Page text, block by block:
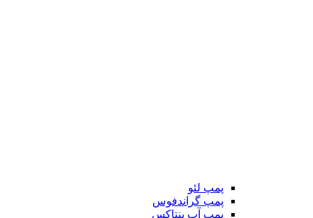
پمپ لئو
پمپ گراندفوس
پمپ آب پنتاکس